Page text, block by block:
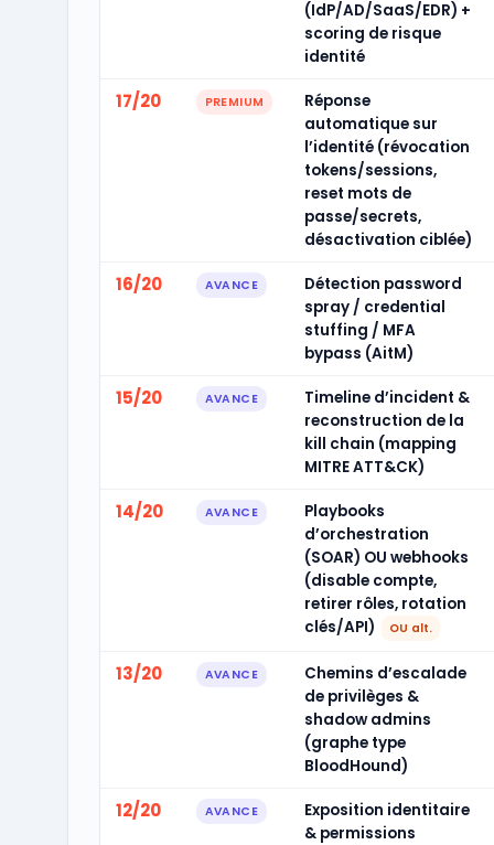
(IdP/AD/SaaS/EDR) +
scoring de risque
identité
17/20 PREMIUM
Réponse
automatique sur
l’identité (révocation
tokens/sessions,
reset mots de
passe/secrets,
désactivation ciblée)
16/20 AVANCE
Détection password
spray / credential
stuffing / MFA
bypass (AitM)
15/20 AVANCE
Timeline d’incident &
reconstruction de la
kill chain (mapping
MITRE ATT&CK)
14/20 AVANCE
Playbooks
d’orchestration
(SOAR) OU webhooks
(disable compte,
retirer rôles, rotation
clés/API)
OU alt.
13/20 AVANCE
Chemins d’escalade
de privilèges &
shadow admins
(graphe type
BloodHound)
12/20 AVANCE
Exposition identitaire
& permissions